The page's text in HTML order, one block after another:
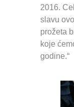
2016.
slavu
prožeta
koje
godine.“